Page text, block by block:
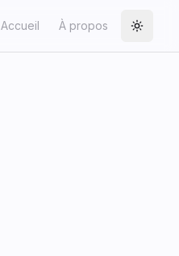
Accueil À propos Toggle